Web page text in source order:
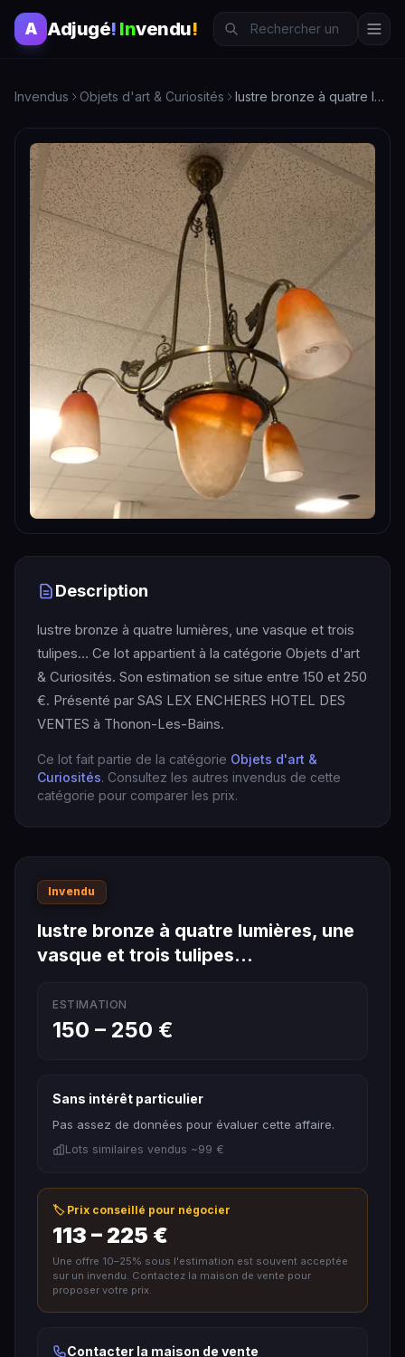
A Adjugé! Invendu!
Invendus Objets d'art & Curiosités lustre bronze à quatre lumières, une vasque et trois tulipes…
Description
lustre bronze à quatre lumières, une vasque et trois
tulipes… Ce lot appartient à la catégorie Objets d'art
& Curiosités. Son estimation se situe entre 150 et 250
€. Présenté par SAS LEX ENCHERES HOTEL DES
VENTES à Thonon-Les-Bains.
Ce lot fait partie de la catégorie Objets d'art &
Curiosités. Consultez les autres invendus de cette
catégorie pour comparer les prix.
Invendu
lustre bronze à quatre lumières, une
vasque et trois tulipes…
ESTIMATION
150 – 250 €
Sans intérêt particulier
Pas assez de données pour évaluer cette affaire.
Lots similaires vendus ~99 €
🏷️ Prix conseillé pour négocier
113 – 225 €
Une offre 10–25% sous l'estimation est souvent acceptée
sur un invendu. Contactez la maison de vente pour
proposer votre prix.
Contacter la maison de vente